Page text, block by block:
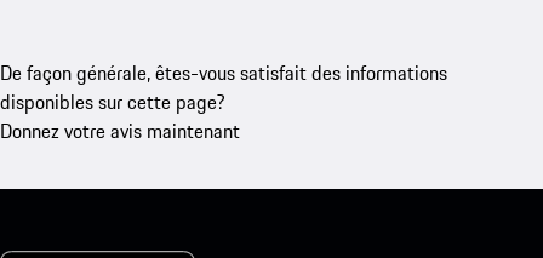
De façon générale, êtes-vous satisfait des informations
disponibles sur cette page?
Donnez votre avis maintenant